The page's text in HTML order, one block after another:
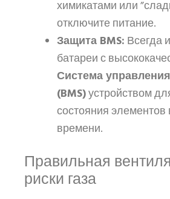
химикатами или
отключите питание.
Защита BMS: Всегда
батареи с
Система
(BMS)устройством
состояния
времени.
Правильная
риски газа